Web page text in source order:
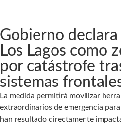
Gobierno declara
Los Lagos como
por catástrofe
sistemas
La medida permitirá movilizar
extraordinarios de emergencia
han resultado directamente